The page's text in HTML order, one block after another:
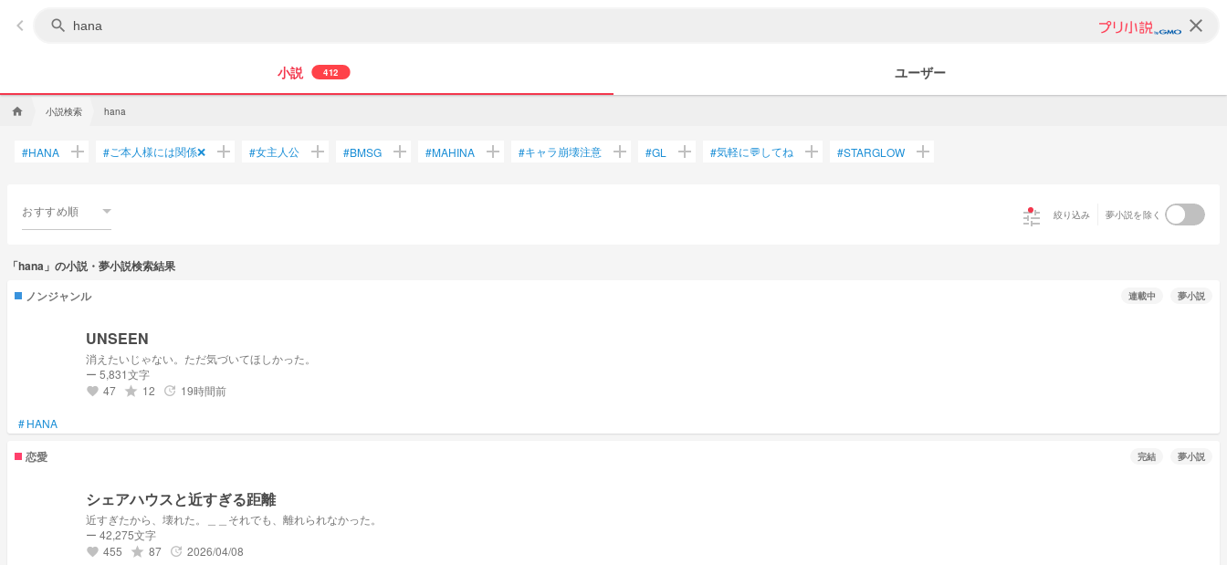
keyboard_arrow_left search clear
小説 412 ユーザー
home 小説検索 hana
#HANA add #ご本人様には関係❌ add #女主人公 add #BMSG add #MAHINA add #キャラ崩壊注意 add #GL add #気軽に💬してね add #STARGLOW add
おすすめ順 tune 絞り込み 夢小説を除く
「hana」の小説・夢小説検索結果
ノンジャンル
連載中 夢小説
UNSEEN
消えたいじゃない。ただ気づいてほしかった。
ー 5,831文字
favorite 47 grade 12 update 19時間前
#HANA
恋愛 完結 夢小説
シェアハウスと近すぎる距離
近すぎたから、壊れた。＿＿それでも、離れられなかった。
ー 42,275文字
favorite 455 grade 87 update 2026/04/08